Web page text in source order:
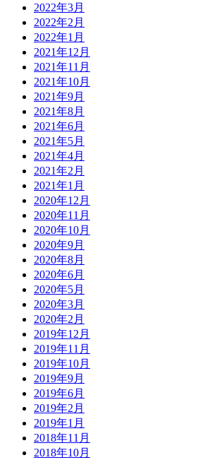
2022年3月
2022年2月
2022年1月
2021年12月
2021年11月
2021年10月
2021年9月
2021年8月
2021年6月
2021年5月
2021年4月
2021年2月
2021年1月
2020年12月
2020年11月
2020年10月
2020年9月
2020年8月
2020年6月
2020年5月
2020年3月
2020年2月
2019年12月
2019年11月
2019年10月
2019年9月
2019年6月
2019年2月
2019年1月
2018年11月
2018年10月